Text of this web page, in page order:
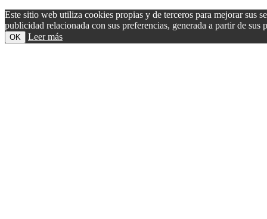
Este sitio web utiliza cookies propias y de terceros para mejorar sus
publicidad relacionada con sus preferencias, generada a partir de
OK Leer más